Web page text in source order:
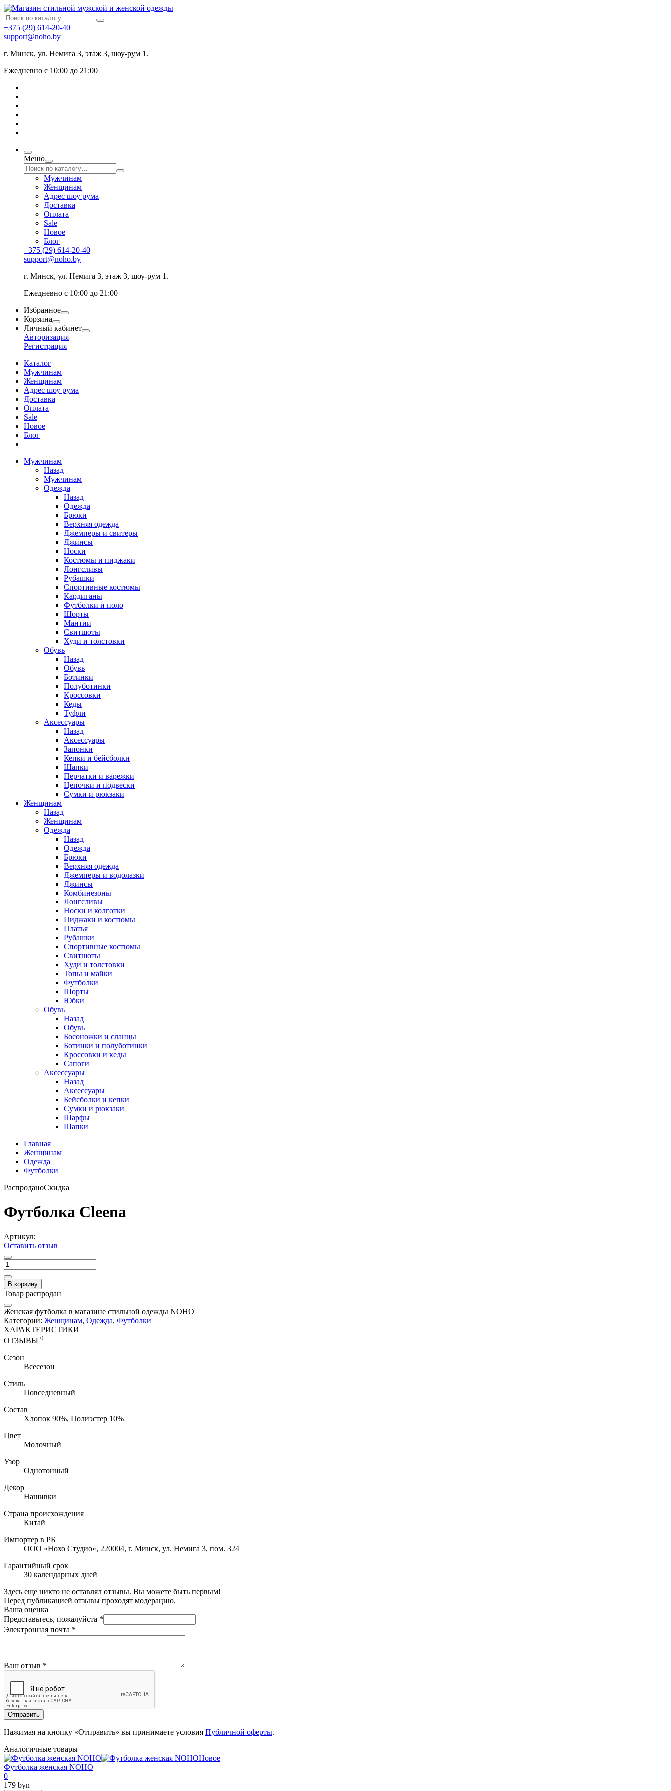
+375 (29) 614-20-40
support@noho.by
г. Минск, ул. Немига 3, этаж 3, шоу-рум 1.
Ежедневно с 10:00 до 21:00
Меню
Мужчинам
Женщинам
Адрес шоу рума
Доставка
Оплата
Sale
Новое
Блог
+375 (29) 614-20-40
support@noho.by
г. Минск, ул. Немига 3, этаж 3, шоу-рум 1.
Ежедневно с 10:00 до 21:00
Избранное
Корзина
Личный кабинет
Авторизация
Регистрация
Каталог
Мужчинам
Женщинам
Адрес шоу рума
Доставка
Оплата
Sale
Новое
Блог
Мужчинам
Назад
Мужчинам
Одежда
Назад
Одежда
Брюки
Верхняя одежда
Джемперы и свитеры
Джинсы
Носки
Костюмы и пиджаки
Лонгсливы
Рубашки
Спортивные костюмы
Кардиганы
Футболки и поло
Шорты
Мантии
Свитшоты
Худи и толстовки
Обувь
Назад
Обувь
Ботинки
Полуботинки
Кроссовки
Кеды
Туфли
Аксессуары
Назад
Аксессуары
Запонки
Кепки и бейсболки
Шапки
Перчатки и варежки
Цепочки и подвески
Сумки и рюкзаки
Женщинам
Назад
Женщинам
Одежда
Назад
Одежда
Брюки
Верхняя одежда
Джемперы и водолазки
Джинсы
Комбинезоны
Лонгсливы
Носки и колготки
Пиджаки и костюмы
Платья
Рубашки
Спортивные костюмы
Свитшоты
Худи и толстовки
Топы и майки
Футболки
Шорты
Юбки
Обувь
Назад
Обувь
Босоножки и сланцы
Ботинки и полуботинки
Кроссовки и кеды
Сапоги
Аксессуары
Назад
Аксессуары
Бейсболки и кепки
Сумки и рюкзаки
Шарфы
Шапки
Главная
Женщинам
Одежда
Футболки
РаспроданоСкидка
Футболка Cleena
Артикул:
Оставить отзыв
В корзину
Товар распродан
Женская футболка в магазине стильной одежды NOHO
Категории: Женщинам, Одежда, Футболки
ХАРАКТЕРИСТИКИ
ОТЗЫВЫ 0
Сезон
Всесезон
Стиль
Повседневный
Состав
Хлопок 90%, Полиэстер 10%
Цвет
Молочный
Узор
Однотонный
Декор
Нашивки
Страна происхождения
Китай
Импортер в РБ
ООО «Нохо Студио», 220004, г. Минск, ул. Немига 3, пом. 324
Гарантийный срок
30 календарных дней
Здесь еще никто не оставлял отзывы. Вы можете быть первым!
Перед публикацией отзывы проходят модерацию.
Ваша оценка
Представьтесь, пожалуйста *
Электронная почта *
Ваш отзыв *
Отправить
Нажимая на кнопку «Отправить» вы принимаете условия Публичной оферты.
Аналогичные товары
Новое
Футболка женская NOHO
0
179 byn